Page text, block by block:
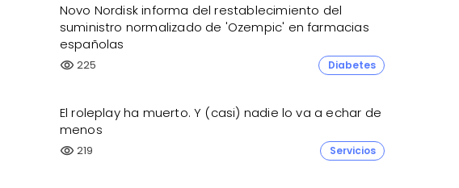
Novo Nordisk informa del restablecimiento del
suministro normalizado de 'Ozempic' en farmacias
españolas
visibility 225 Diabetes
El roleplay ha muerto. Y (casi) nadie lo va a echar de
menos
visibility 219 Servicios